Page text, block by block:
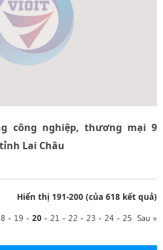
công nghiệp, thương mại 9
Lai Châu
Hiển thị 191-200 (của 618 kết quả)
- 19 - 20 - 21 - 22 - 23 - 24 - 25 Sau »